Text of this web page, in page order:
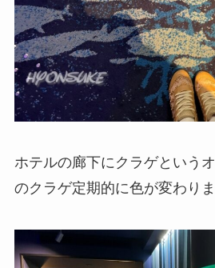
ホテルの廊下にクラゲという
のクラゲ定期的に色が変わり